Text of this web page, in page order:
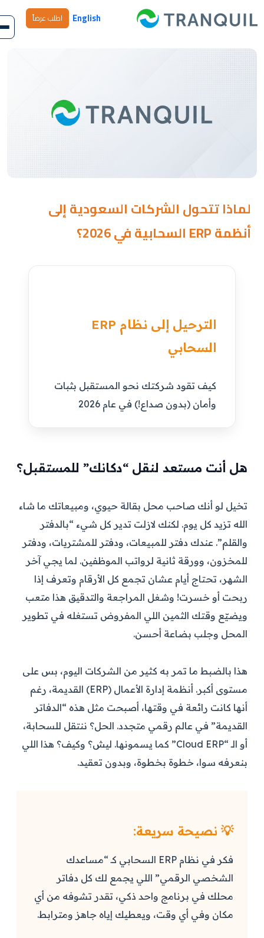
English اطلب عرضاً
لماذا تتحول الشركات السعودية إلى
أنظمة ERP السحابية في 2026؟
الترحيل إلى نظام ERP
السحابي
كيف تقود شركتك نحو المستقبل بثبات
وأمان (بدون صداع!) في عام 2026
هل أنت مستعد لنقل “دكانك” للمستقبل؟
تخيل لو أنك صاحب محل بقالة حيوي، ومبيعاتك ما شاء
الله تزيد كل يوم. لكنك لازلت تدير كل شيء “بالدفتر
والقلم”. عندك دفتر للمبيعات، ودفتر للمشتريات، ودفتر
للمخزون، وورقة ثانية لرواتب الموظفين. لما يجي آخر
الشهر، تحتاج أيام عشان تجمع كل الأرقام وتعرف إذا
ربحت أو خسرت! وشغل المراجعة والتدقيق هذا متعب
ويضيّع وقتك الثمين اللي المفروض تستغله في تطوير
المحل وجلب بضاعة أحسن.
هذا بالضبط ما تمر به كثير من الشركات اليوم، بس على
مستوى أكبر. أنظمة إدارة الأعمال (ERP) القديمة، رغم
أنها كانت رائعة في وقتها، أصبحت مثل هذه “الدفاتر
القديمة” في عالم رقمي متجدد. الحل؟ ننتقل للسحابة،
أو الـ “Cloud ERP” كما يسمونها. ليش؟ وكيف؟ هذا اللي
بنعرفه سوا، خطوة بخطوة، وبدون تعقيد.
💡 نصيحة سريعة:
فكر في نظام ERP السحابي كـ “مساعدك
الشخصي الرقمي” اللي يجمع لك كل دفاتر
محلك في برنامج واحد ذكي، تقدر تشوفه من أي
مكان وفي أي وقت، ويعطيك إياه جاهز ومترابط.